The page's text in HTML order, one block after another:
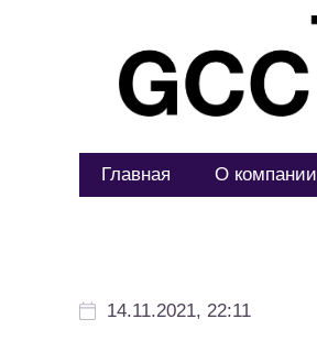
Главная О компании
14.11.2021, 22:11